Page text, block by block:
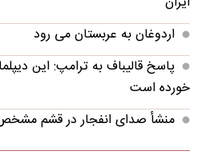
اردوغان به عربستان می رود
پاسخ قالیباف به ترامپ: این
خورده است
منشأ صدای انفجار در قشم